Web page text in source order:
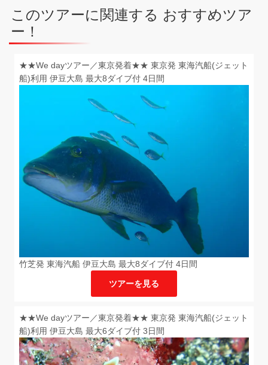
このツアーに関連する おすすめツア
ー！
★★We dayツアー／東京発着★★ 東京発 東海汽船(ジェット
船)利用 伊豆大島 最大8ダイブ付 4日間
竹芝発 東海汽船 伊豆大島 最大8ダイブ付 4日間
ツアーを見る
★★We dayツアー／東京発着★★ 東京発 東海汽船(ジェット
船)利用 伊豆大島 最大6ダイブ付 3日間